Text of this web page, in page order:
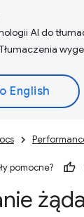
AI do
pomocne?